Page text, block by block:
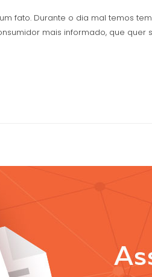
fato. Durante o dia mal temos
mais informado, que